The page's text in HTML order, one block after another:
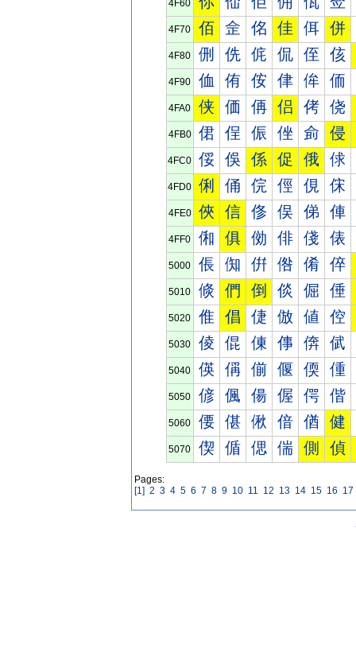
4F60
4F70 佰 佱 佲 佳 佴 併
4F80 侀 侁 侂 侃 侄 侅
4F90 侐 侑 侒 侓 侔 侕
4FA0 侠 価 侢 侣 侤 侥
4FB0 侰 侱 侲 侳 侴 侵
4FC0 俀 俁 係 促 俄 俅
4FD0 俐 俑 俒 俓 俔 俕
4FE0 俠 信 俢 俣 俤 俥
4FF0 俰 俱 俲 俳 俴 俵
5000 倀 倁 倂 倃 倄 倅
5010 倐 們 倒 倓 倔 倕
5020 倠 倡 倢 倣 値 倥
5030 倰 倱 倲 倳 倴 倵
5040 偀 偁 偂 偃 偄 偅
5050 偐 偑 偒 偓 偔 偕
5060 偠 偡 偢 偣 偤 健
5070 偰 偱 偲 偳 側 偵
Pages:
[1] 2 3 4 5 6 7 8 9 10 11 12 13 14 15 16 17